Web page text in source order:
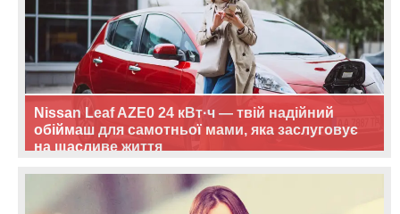
Nissan Leaf AZE0 24 кВт·ч — твій надійний
обіймаш для самотньої мами, яка заслуговує
на щасливе життя